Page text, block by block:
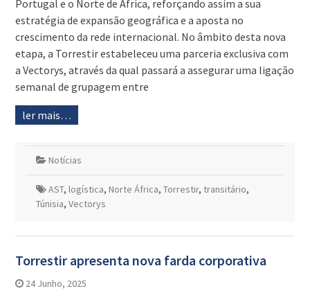
Portugal e o Norte de África, reforçando assim a sua
estratégia de expansão geográfica e a aposta no
crescimento da rede internacional. No âmbito desta nova
etapa, a Torrestir estabeleceu uma parceria exclusiva com
a Vectorys, através da qual passará a assegurar uma ligação
semanal de grupagem entre
ler mais…
Notícias
AST, logística, Norte África, Torrestir, transitário,
Túnisia, Vectorys
Torrestir apresenta nova farda corporativa
24 Junho, 2025